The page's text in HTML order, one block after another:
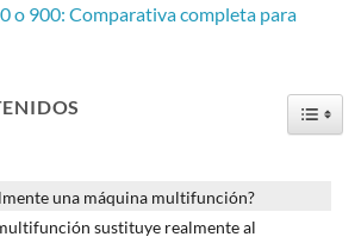
o 900: Comparativa completa para
una máquina multifunción?
sustituye realmente al